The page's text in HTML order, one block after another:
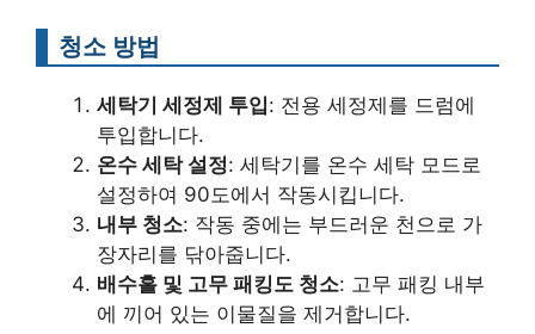
청소 방법
세탁기 세정제 투입: 전용 세정제를 드럼에
투입합니다.
온수 세탁 설정: 세탁기를 온수 세탁 모드로
설정하여 90도에서 작동시킵니다.
내부 청소: 작동 중에는 부드러운 천으로 가
장자리를 닦아줍니다.
배수홀 및 고무 패킹도 청소: 고무 패킹 내부
에 끼어 있는 이물질을 제거합니다.